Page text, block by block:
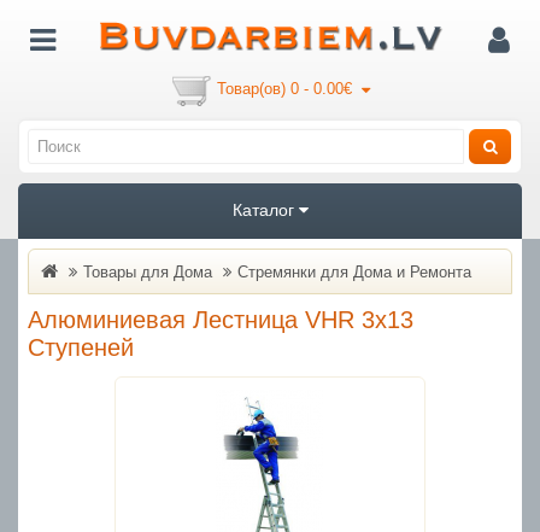
Товар(ов) 0 - 0.00€
Каталог
Товары для Дома Стремянки для Дома и Ремонта
Алюминиевая Лестница VHR 3x13
Ступеней